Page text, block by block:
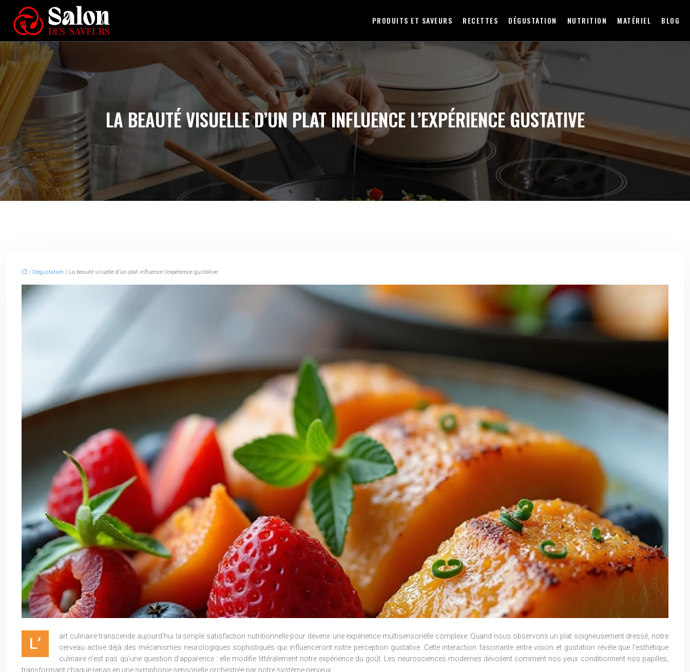
PRODUITS ET SAVEURS RECETTES DÉGUSTATION NUTRITION MATÉRIEL BLOG
LA BEAUTÉ VISUELLE D’UN PLAT INFLUENCE L’EXPÉRIENCE GUSTATIVE
/ Dégustation / La beauté visuelle d’un plat influence l’expérience gustative
L’
art culinaire transcende aujourd’hui la simple satisfaction nutritionnelle pour devenir une expérience multisensorielle complexe. Quand nous observons un plat soigneusement dressé, notre
cerveau active déjà des mécanismes neurologiques sophistiqués qui influenceront notre perception gustative. Cette interaction fascinante entre vision et gustation révèle que l’esthétique
culinaire n’est pas qu’une question d’apparence : elle modifie littéralement notre expérience du goût. Les neurosciences modernes dévoilent comment nos yeux conditionnent nos papilles,
transformant chaque repas en une symphonie sensorielle orchestrée par notre système nerveux.